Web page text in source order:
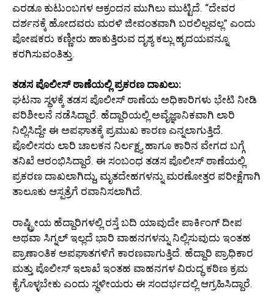
ಎರಡೂ ಕುಟುಂಬಗಳ ಆಕ್ರಂದನ ಮುಗಿಲು ಮುಟ್ಟಿದೆ. “ದೇವರ
ದರ್ಶನಕ್ಕೆ ಹೋದವರು ಮರಳಿ ಜೀವಂತವಾಗಿ ಬರಲಿಲ್ಲವಲ್ಲ” ಎಂದು
ಪೋಷಕರು ಕಣ್ಣೀರು ಹಾಕುತ್ತಿರುವ ದೃಶ್ಯ ಕಲ್ಲು ಹೃದಯವನ್ನೂ
ಕರಗಿಸುವಂತಿತ್ತು.
ತಡಸ ಪೊಲೀಸ್ ಠಾಣೆಯಲ್ಲಿ ಪ್ರಕರಣ ದಾಖಲು:
ಘಟನಾ ಸ್ಥಳಕ್ಕೆ ತಡಸ ಪೊಲೀಸ್ ಠಾಣೆಯ ಅಧಿಕಾರಿಗಳು ಭೇಟಿ ನೀಡಿ
ಪರಿಶೀಲನೆ ನಡೆಸಿದ್ದಾರೆ. ಹೆದ್ದಾರಿಯಲ್ಲಿ ಅವೈಜ್ಞಾನಿಕವಾಗಿ ಲಾರಿ
ನಿಲ್ಲಿಸಿದ್ದೇ ಈ ಅಪಘಾತಕ್ಕೆ ಪ್ರಮುಖ ಕಾರಣ ಎನ್ನಲಾಗುತ್ತಿದೆ.
ಪೊಲೀಸರು ಲಾರಿ ಚಾಲಕನ ನಿರ್ಲಕ್ಷ್ಯ ಹಾಗೂ ಕಾರಿನ ವೇಗದ ಬಗ್ಗೆ
ತನಿಖೆ ಆರಂಭಿಸಿದ್ದಾರೆ. ಈ ಸಂಬಂಧ ತಡಸ ಪೊಲೀಸ್ ಠಾಣೆಯಲ್ಲಿ
ಪ್ರಕರಣ ದಾಖಲಾಗಿದ್ದು, ಮೃತದೇಹಗಳನ್ನು ಮರಣೋತ್ತರ ಪರೀಕ್ಷೆಗಾಗಿ
ತಾಲೂಕು ಆಸ್ಪತ್ರೆಗೆ ರವಾನಿಸಲಾಗಿದೆ.
ರಾಷ್ಟ್ರೀಯ ಹೆದ್ದಾರಿಗಳಲ್ಲಿ ರಸ್ತೆ ಬದಿ ಯಾವುದೇ ಪಾರ್ಕಿಂಗ್ ದೀಪ
ಅಥವಾ ಸಿಗ್ನಲ್ ಇಲ್ಲದೆ ಭಾರಿ ವಾಹನಗಳನ್ನು ನಿಲ್ಲಿಸುವುದು ಇಂತಹ
ಪ್ರಾಣಾಂತಿಕ ಅಪಘಾತಗಳಿಗೆ ಕಾರಣವಾಗುತ್ತಿದೆ. ಹೆದ್ದಾರಿ ಪ್ರಾಧಿಕಾರ
ಮತ್ತು ಪೊಲೀಸ್ ಇಲಾಖೆ ಇಂತಹ ವಾಹನಗಳ ವಿರುದ್ಧ ಕಠಿಣ ಕ್ರಮ
ಕೈಗೊಳ್ಳಬೇಕು ಎಂದು ಸ್ಥಳೀಯರು ಈ ಸಂದರ್ಭದಲ್ಲಿ ಆಗ್ರಹಿಸಿದ್ದಾರೆ.